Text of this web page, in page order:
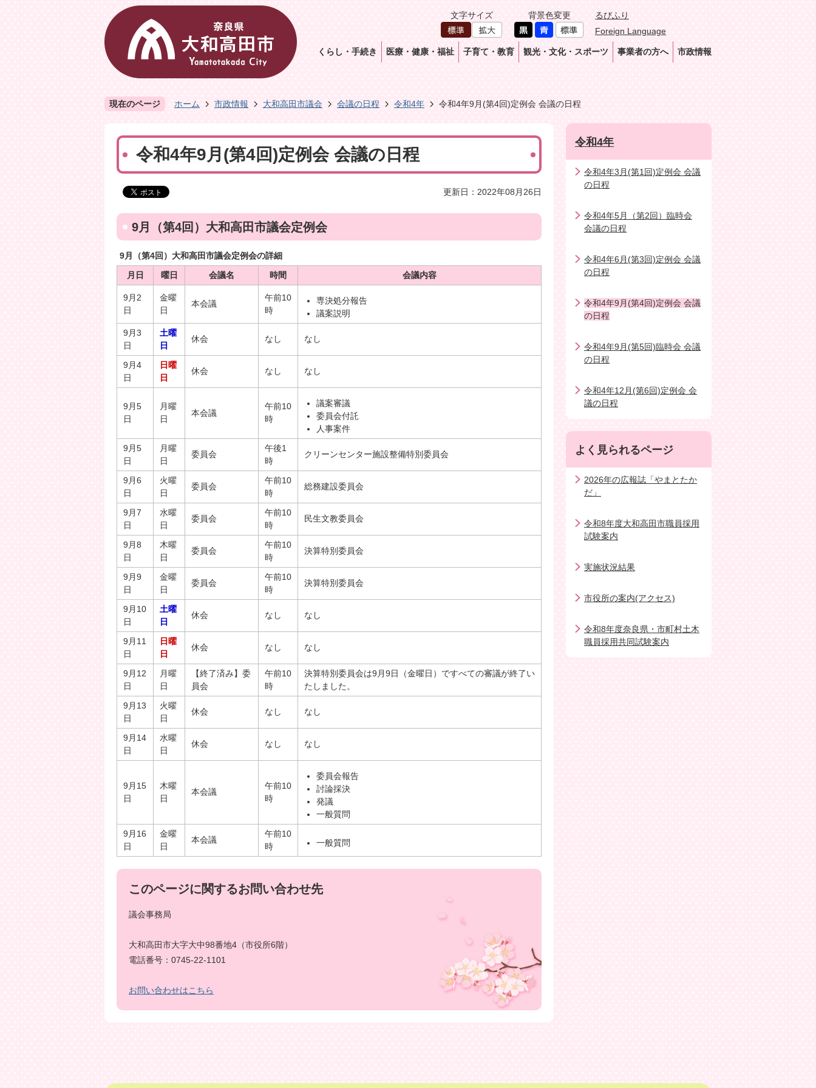
文字サイズ 背景色変更
るびふり
Foreign Language
くらし・手続き 医療・健康・福祉 子育て・教育 観光・文化・スポーツ 事業者の方へ 市政情報
現在のページ ホーム 市政情報 大和高田市議会 会議の日程 令和4年 令和4年9月(第4回)定例会 会議の日程
令和4年9月(第4回)定例会 会議の日程
更新日：2022年08月26日
9月（第4回）大和高田市議会定例会
9月（第4回）大和高田市議会定例会の詳細
月日
曜日 会議名 時間 会議内容
9月2
日
金曜
日
本会議
午前10
時
専決処分報告
議案説明
9月3
日
土曜
日
休会 なし なし
9月4
日
日曜
日
休会 なし なし
9月5
日
月曜
日
本会議
午前10
時
議案審議
委員会付託
人事案件
9月5
日
月曜
日
委員会
午後1
時
クリーンセンター施設整備特別委員会
9月6
日
火曜
日
委員会
午前10
時
総務建設委員会
9月7
日
水曜
日
委員会
午前10
時
民生文教委員会
9月8
日
木曜
日
委員会
午前10
時
決算特別委員会
9月9
日
金曜
日
委員会
午前10
時
決算特別委員会
9月10
日
土曜
日
休会 なし なし
9月11
日
日曜
日
休会 なし なし
9月12
日
月曜
日
【終了済み】委
員会
午前10
時
決算特別委員会は9月9日（金曜日）ですべての審議が終了い
たしました。
9月13
日
火曜
日
休会 なし なし
9月14
日
水曜
日
休会 なし なし
9月15
日
木曜
日
本会議
午前10
時
委員会報告
討論採決
発議
一般質問
9月16
日
金曜
日
本会議
午前10
時
一般質問
このページに関するお問い合わせ先
議会事務局
大和高田市大字大中98番地4（市役所6階）
電話番号：0745-22-1101
お問い合わせはこちら
令和4年
令和4年3月(第1回)定例会 会議
の日程
令和4年5月（第2回）臨時会
会議の日程
令和4年6月(第3回)定例会 会議
の日程
令和4年9月(第4回)定例会 会議
の日程
令和4年9月(第5回)臨時会 会議
の日程
令和4年12月(第6回)定例会 会
議の日程
よく見られるページ
2026年の広報誌「やまとたか
だ」
令和8年度大和高田市職員採用
試験案内
実施状況結果
市役所の案内(アクセス)
令和8年度奈良県・市町村土木
職員採用共同試験案内